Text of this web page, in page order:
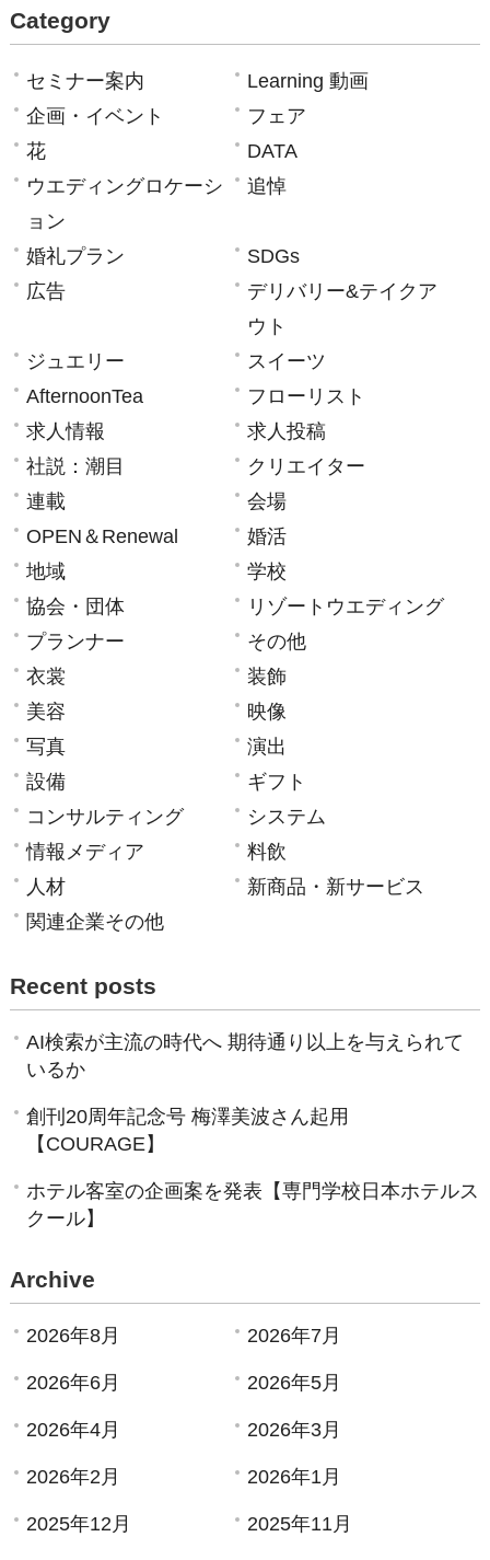
Category
セミナー案内
Learning 動画
企画・イベント
フェア
花
DATA
ウエディングロケーシ
ョン
追悼
婚礼プラン
SDGs
広告
デリバリー&テイクア
ウト
ジュエリー
スイーツ
AfternoonTea
フローリスト
求人情報
求人投稿
社説：潮目
クリエイター
連載
会場
OPEN＆Renewal
婚活
地域
学校
協会・団体
リゾートウエディング
プランナー
その他
衣裳
装飾
美容
映像
写真
演出
設備
ギフト
コンサルティング
システム
情報メディア
料飲
人材
新商品・新サービス
関連企業その他
Recent posts
AI検索が主流の時代へ 期待通り以上を与えられて
いるか
創刊20周年記念号 梅澤美波さん起用
【COURAGE】
ホテル客室の企画案を発表【専門学校日本ホテルス
クール】
Archive
2026年8月 2026年7月
2026年6月 2026年5月
2026年4月 2026年3月
2026年2月 2026年1月
2025年12月 2025年11月